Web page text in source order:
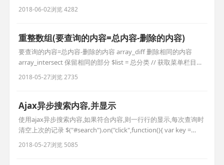
sy, 0.0 ni, 97.8 id, 0.0 wa, 0.0 hi, 0.0 si, 0.0 st 空闲率97.8 id 越大越
好 KiB Mem : 3
2018-06-02浏览 4282
重整数组(要查询的内容=总内容-删除的内容)
要查询的内容=总内容-删除的内容 array_diff 删除相同的内容
array_intersect 保留相同的部分 $list = 总分类 // 获取菜单栏目下
的所有分类 $arr = []; $del_list = 要删除的分类 //获取分类数据树
结构 //要删的 foreach($del_list as $k=>$vo){ $d[] =$vo['ci
2018-05-27浏览 2735
Ajax异步搜索内容,并显示
使用ajax异步搜索内容,如果符合内容,则一行行的显示,每次查询时
清空上次的记录 $("#search").on("click",function(){ var key =
$("#keywords").val(); //异步获取信息 var url = '__URL__/search';
var data = {key:key}; $(".search_l
2018-05-27浏览 5085